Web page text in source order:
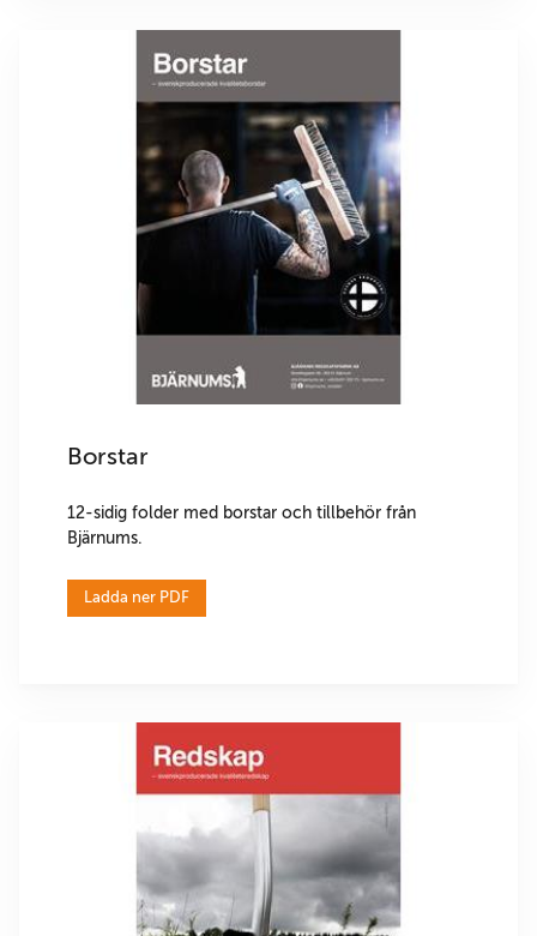
Borstar
12-sidig folder med borstar och tillbehör från
Bjärnums.
Ladda ner PDF